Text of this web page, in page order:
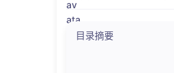
目录摘要